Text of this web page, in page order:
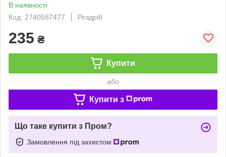
В наявності
Код: 2740587477
Роздріб
235 ₴
Купити
або
Купити з
Що таке купити з Пром?
Замовлення під захистом